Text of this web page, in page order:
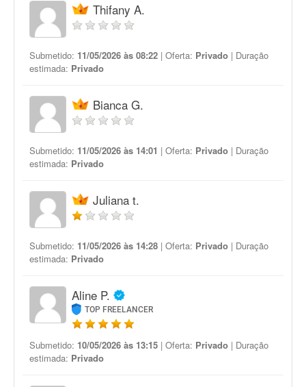
Thifany A.
Submetido: 11/05/2026 às 08:22 | Oferta: Privado | Duração
estimada: Privado
Bianca G.
Submetido: 11/05/2026 às 14:01 | Oferta: Privado | Duração
estimada: Privado
Juliana t.
Submetido: 11/05/2026 às 14:28 | Oferta: Privado | Duração
estimada: Privado
Aline P.
TOP FREELANCER
Submetido: 10/05/2026 às 13:15 | Oferta: Privado | Duração
estimada: Privado